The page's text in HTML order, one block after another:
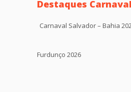
Destaques
Carnaval Salvador – Bahia
Furdunço 2026